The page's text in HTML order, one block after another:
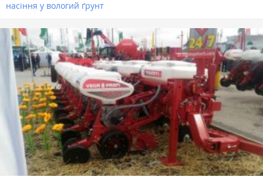
насіння у вологий ґрунт